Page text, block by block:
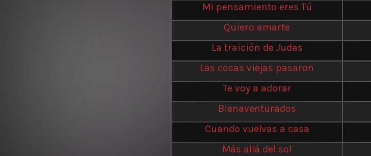
Mi pensamiento eres Tú
Quiero amarte
La traición de Judas
Las cosas viejas pasaron
Te voy a adorar
Bienaventurados
Cuando vuelvas a casa
Más allá del sol